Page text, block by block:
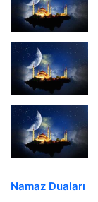
Namaz Duaları